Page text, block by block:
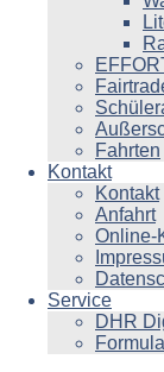
Fahrten
Kontakt
Kontakt
Anfahrt
Online-
Service
DHR